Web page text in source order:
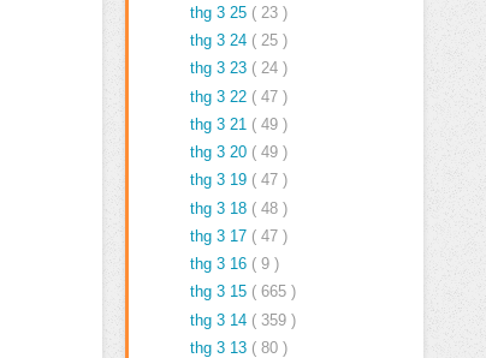
thg 3 25 ( 23 )
thg 3 24 ( 25 )
thg 3 23 ( 24 )
thg 3 22 ( 47 )
thg 3 21 ( 49 )
thg 3 20 ( 49 )
thg 3 19 ( 47 )
thg 3 18 ( 48 )
thg 3 17 ( 47 )
thg 3 16 ( 9 )
thg 3 15 ( 665 )
thg 3 14 ( 359 )
thg 3 13 ( 80 )